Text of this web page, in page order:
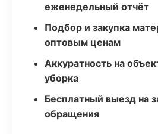
еженедельный отчёт
Подбор и закупка
оптовым ценам
Аккуратность на
уборка
Бесплатный выезд на
обращения